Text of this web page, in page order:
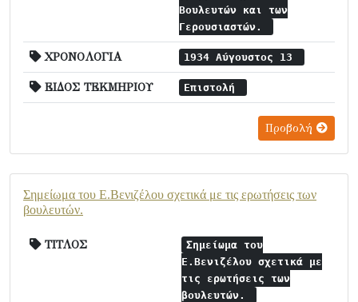
Βουλευτών και των
Γερουσιαστών.
ΧΡΟΝΟΛΟΓΙΑ 1934 Αύγουστος 13
ΕΙΔΟΣ ΤΕΚΜΗΡΙΟΥ Επιστολή
Προβολή
Σημείωμα του Ε.Βενιζέλου σχετικά με τις ερωτήσεις των
βουλευτών.
ΤΙΤΛΟΣ
Σημείωμα του
Ε.Βενιζέλου σχετικά με
τις ερωτήσεις των
βουλευτών.